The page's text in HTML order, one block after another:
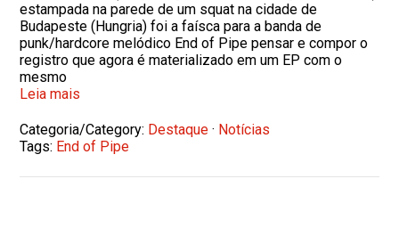
estampada na parede de um squat na cidade de
Budapeste (Hungria) foi a faísca para a banda de
punk/hardcore melódico End of Pipe pensar e compor o
registro que agora é materializado em um EP com o
mesmo
Leia mais
Categoria/Category: Destaque · Notícias
Tags: End of Pipe